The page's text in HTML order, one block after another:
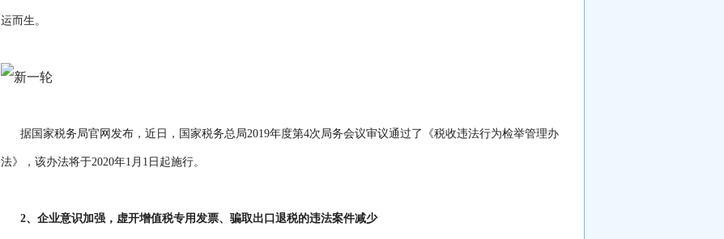
运而生。
据国家税务局官网发布，近日，国家税务总局2019年度第4次局务会议审议通过了《税收违法行为检举管理办
法》，该办法将于2020年1月1日起施行。
2、企业意识加强，虚开增值税专用发票、骗取出口退税的违法案件减少